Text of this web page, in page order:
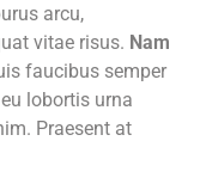
arcu,
vitae risus. Nam
faucibus semper
lobortis urna
Praesent at